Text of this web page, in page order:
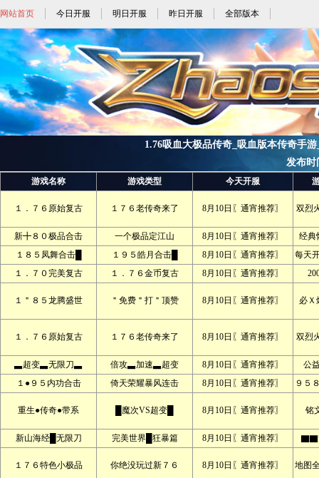
网站首页 今日开服 明日开服 昨日开服 全部版本
1.76吸血大极品传奇_吸血版本传奇手
发布时
游戏名称 游戏类型 今天开服
１．７６原始复古 １７６老传奇来了 8月10日〖通宵推荐〗 双烈
新╋８０极品合击 一个极品定江山 8月10日〖通宵推荐〗
经
１８５凤舞合击█
１９５皓月合击█ 8月10日〖通宵推荐〗
每天
１．７０完美复古
１．７６金币复古 8月10日〖通宵推荐〗
１＂８５龙腾盛世 ＂免费＂打＂顶赞 8月10日〖通宵推荐〗 必Ｘ
１．７６原始复古 １７６老传奇来了 8月10日〖通宵推荐〗 双烈
▃超变▃无限刀▃ 倍攻▃加速▃超变 8月10日〖通宵推荐〗
公
１●９５内功合击
倚天荣耀暴风连击 8月10日〖通宵推荐〗 ９５
重生●传奇●带系 █魔次VS超变█ 8月10日〖通宵推荐〗 铭
新山海经█无限刀 完美世界█狂暴篇 8月10日〖通宵推荐〗
１７６特色小极品 你绝没玩过新７６ 8月10日〖通宵推荐〗 地图